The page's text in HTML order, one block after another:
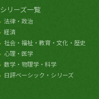
シリーズ一覧
法律・政治
経済
社会・福祉・教育・文化・歴史
心理・医学
数学・物理学・科学
日評ベーシック・シリーズ